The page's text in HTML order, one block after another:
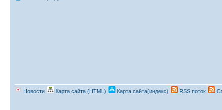
Новости Карта сайта (HTML) Карта сайта(индекс) RSS поток